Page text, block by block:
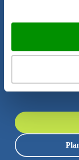
Krijgt u al zin
reisadviseurs